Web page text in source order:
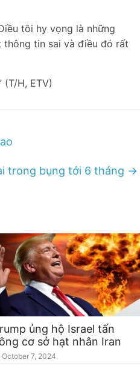
tôi hy vọng là những
thông tin sai và điều đó rất
(T/H, ETV)
trong bụng tới 6 tháng →
ủng hộ Israel tấn
cơ sở hạt nhân Iran
October 7, 2024